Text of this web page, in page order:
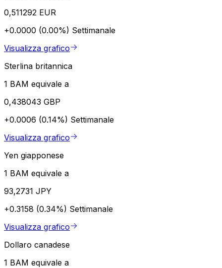
0,511292 EUR
+0.0000 (0.00%) Settimanale
Visualizza grafico
Sterlina britannica
1 BAM equivale a
0,438043 GBP
+0.0006 (0.14%) Settimanale
Visualizza grafico
Yen giapponese
1 BAM equivale a
93,2731 JPY
+0.3158 (0.34%) Settimanale
Visualizza grafico
Dollaro canadese
1 BAM equivale a